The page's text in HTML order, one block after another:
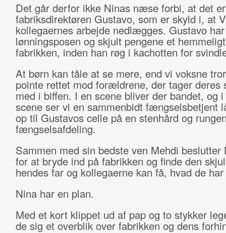
Det går derfor ikke Ninas næse forbi, at det er
fabriksdirektøren Gustavo, som er skyld i, at
kollegaernes arbejde nedlægges. Gustavo
lønningsposen og skjult pengene et
fabrikken, inden han røg i kachotten for
At børn kan tåle at se mere, end vi voksne
pointe rettet mod forældrene, der tager deres
med i biffen. I en scene bliver der bandet, og
scene ser vi en sammenbidt fængselsbetjent
op til Gustavos celle på en stenhård og
fængselsafdeling.
Sammen med sin bedste ven Mehdi beslutter
for at bryde ind på fabrikken og finde den
hendes far og kollegaerne kan få, hvad de
Nina har en plan.
Med et kort klippet ud af pap og to stykker
de sig et overblik over fabrikken og dens